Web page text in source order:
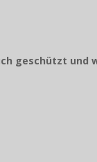
geschützt und